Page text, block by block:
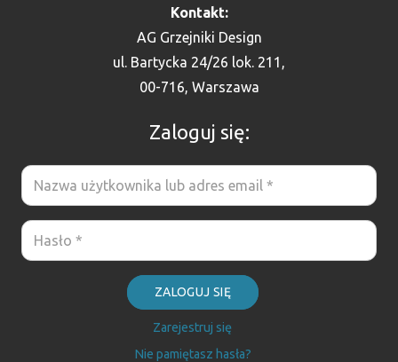
Kontakt:
AG Grzejniki Design
ul. Bartycka 24/26 lok. 211,
00-716, Warszawa
Zaloguj się:
ZALOGUJ SIĘ
Zarejestruj się
Nie pamiętasz hasła?